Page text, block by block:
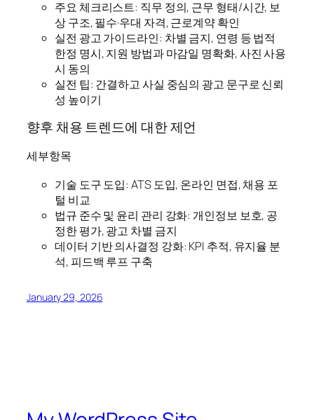
주요 체크리스트: 직무 정의, 근무 형태/시간, 보
상 구조, 필수·우대 자격, 근로계약 확인
실전 광고 가이드라인: 차별 금지, 연령 등 법적
한정 명시, 지원 방법과 마감일 명확화, 사진 사용
시 동의
실전 팁: 간결하고 사실 중심의 광고 문구로 신뢰
성 높이기
향후 채용 트렌드에 대한 제언
세부항목
기술 도구 도입: ATS 도입, 온라인 면접, 채용 포
털 비교
법규 준수 및 윤리 관리 강화: 개인정보 보호, 공
정한 평가, 광고 차별 금지
데이터 기반 의사결정 강화: KPI 추적, 유지율 분
석, 피드백 루프 구축
January 29, 2026